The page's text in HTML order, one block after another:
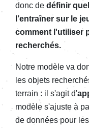
donc de définir
l’entraîner sur le
comment l'utiliser
recherchés.
Notre modèle va
les objets
terrain : il s'agit d'
modèle s'ajuste à
de données pour